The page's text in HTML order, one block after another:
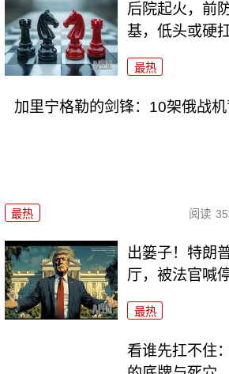
后院起火，前
基，低头或硬扛
最热
加里宁格勒的剑锋：10架俄战
最热 阅读
出篓子！特朗
厅，被法官喊
最热
看谁先扛不住